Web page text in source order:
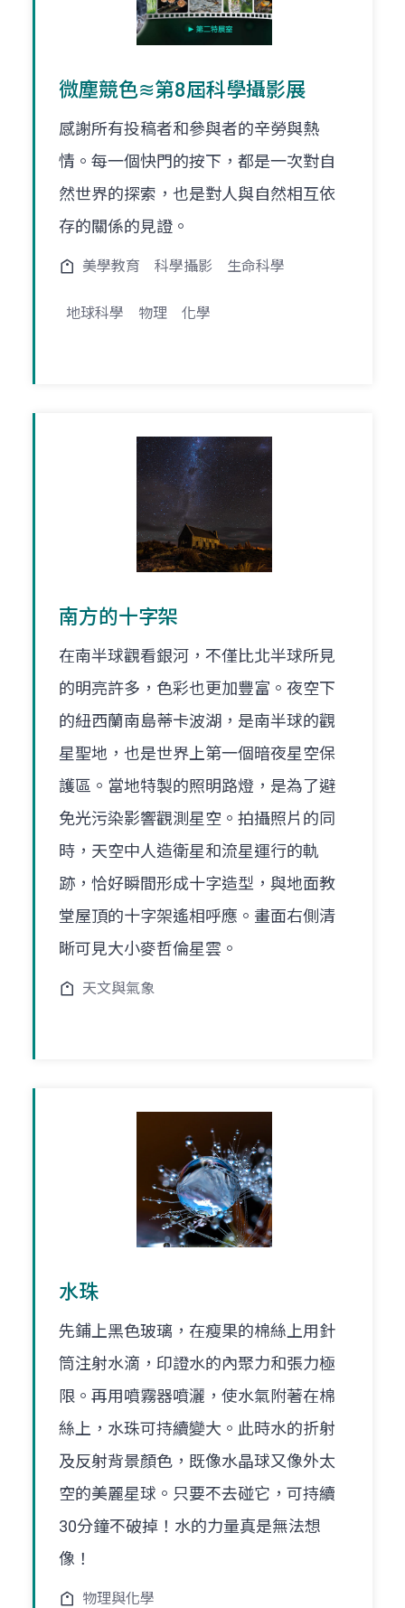
微塵競色≋第8屆科學攝影展
感謝所有投稿者和參與者的辛勞與熱
情。每一個快門的按下，都是一次對自
然世界的探索，也是對人與自然相互依
存的關係的見證。
美學教育 科學攝影 生命科學
地球科學 物理 化學
南方的十字架
在南半球觀看銀河，不僅比北半球所見
的明亮許多，色彩也更加豐富。夜空下
的紐西蘭南島蒂卡波湖，是南半球的觀
星聖地，也是世界上第一個暗夜星空保
護區。當地特製的照明路燈，是為了避
免光污染影響觀測星空。拍攝照片的同
時，天空中人造衛星和流星運行的軌
跡，恰好瞬間形成十字造型，與地面教
堂屋頂的十字架遙相呼應。畫面右側清
晰可見大小麥哲倫星雲。
天文與氣象
水珠
先鋪上黑色玻璃，在瘦果的棉絲上用針
筒注射水滴，印證水的內聚力和張力極
限。再用噴霧器噴灑，使水氣附著在棉
絲上，水珠可持續變大。此時水的折射
及反射背景顏色，既像水晶球又像外太
空的美麗星球。只要不去碰它，可持續
30分鐘不破掉！水的力量真是無法想
像！
物理與化學